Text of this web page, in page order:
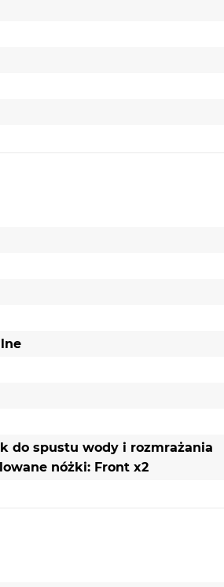
do spustu wody i rozmrażania
nóżki: Front x2